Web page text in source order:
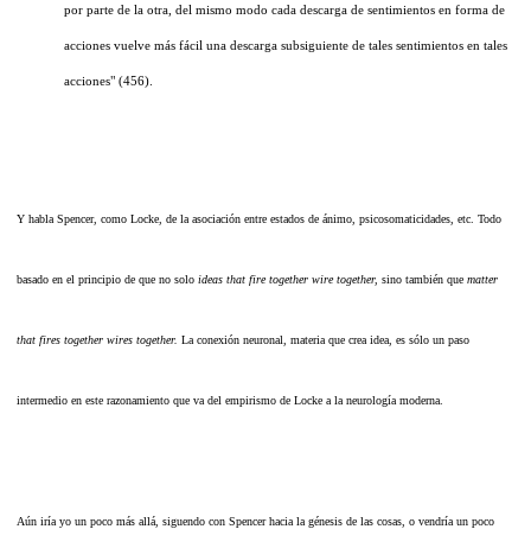
por parte de la otra, del mismo modo cada descarga de sentimientos en forma de
acciones vuelve más fácil una descarga subsiguiente de tales sentimientos en tales
acciones" (456).
Y habla Spencer, como Locke, de la asociación entre estados de ánimo, psicosomaticidades, etc. Todo
basado en el principio de que no solo ideas that fire together wire together, sino también que matter
that fires together wires together. La conexión neuronal, materia que crea idea, es sólo un paso
intermedio en este razonamiento que va del empirismo de Locke a la neurología moderna.
Aún iría yo un poco más allá, siguendo con Spencer hacia la génesis de las cosas, o vendría un poco